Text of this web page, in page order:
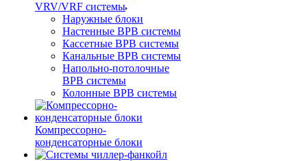
VRV/VRF системы
Наружные блоки
Настенные ВРВ системы
Кассетные ВРВ системы
Канальные ВРВ системы
Напольно-потолочные
ВРВ системы
Колонные ВРВ системы
Компрессорно-
конденсаторные блоки